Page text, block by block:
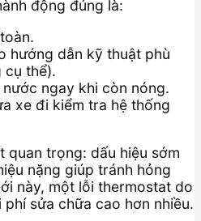
động đúng là:
hướng dẫn kỹ thuật phù
cụ thể).
ngay khi còn nóng.
xe đi kiểm tra hệ thống
quan trọng: dấu hiệu sớm
nặng giúp tránh hỏng
này, một lỗi thermostat do
sửa chữa cao hơn nhiều.